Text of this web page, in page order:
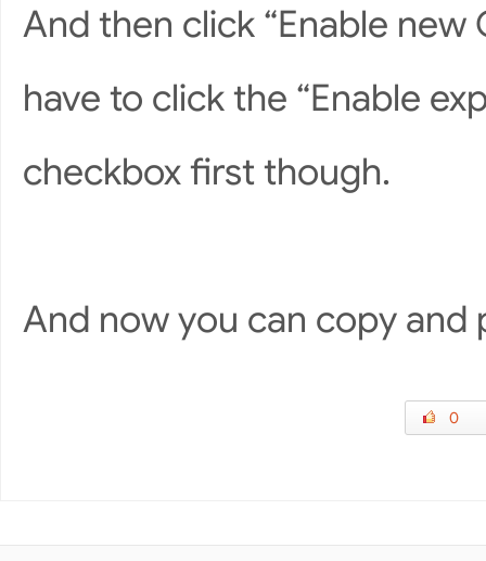
And then click “Enable new
have to click the “Enable
checkbox first though.
And now you can copy
0